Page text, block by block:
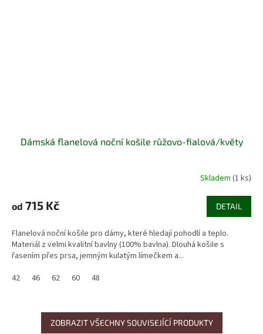
Dámská flanelová noční košile růžovo-fialová/květy
Skladem (1 ks)
od 715 Kč DETAIL
Flanelová noční košile pro dámy, které hledají pohodlí a teplo.
Materiál z velmi kvalitní bavlny (100% bavlna). Dlouhá košile s
řasením přes prsa, jemným kulatým límečkem a...
42
46 62 60 48
ZOBRAZIT VŠECHNY SOUVISEJÍCÍ PRODUKTY